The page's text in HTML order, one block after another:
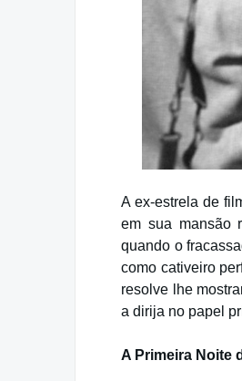
A ex-estrela de
em sua mansão
quando o
como cativeiro
resolve lhe
a dirija no papel
A Primeira Noite